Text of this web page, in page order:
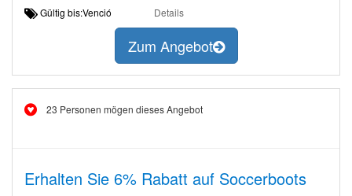
Gültig bis:Venció Details
Zum Angebot
23 Personen mögen dieses Angebot
Erhalten Sie 6% Rabatt auf Soccerboots